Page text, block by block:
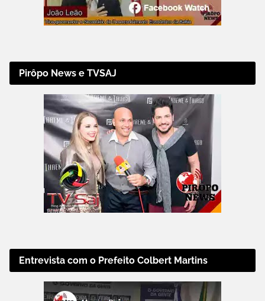
Pirôpo News e TVSAJ
Entrevista com o Prefeito Colbert Martins